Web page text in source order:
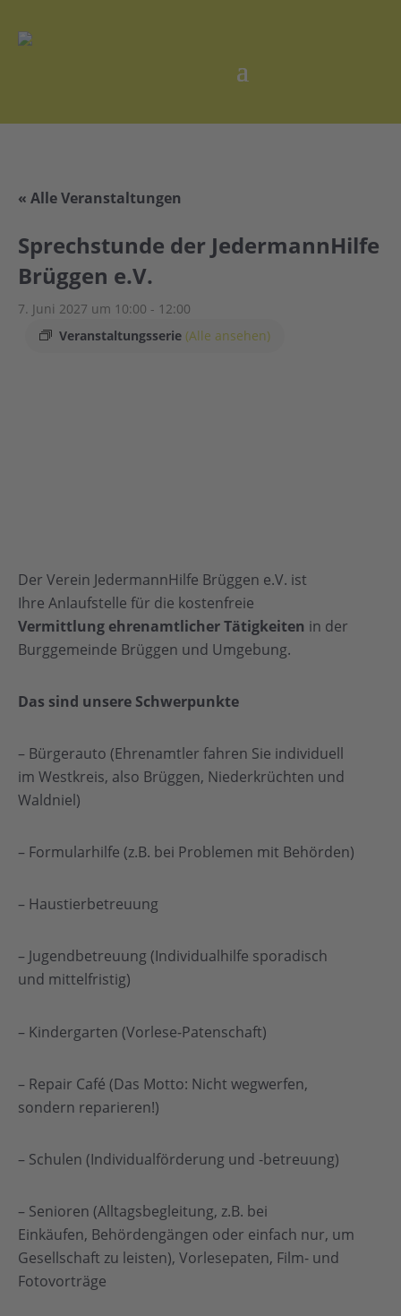
« Alle Veranstaltungen
Sprechstunde der JedermannHilfe
Brüggen e.V.
7. Juni 2027 um 10:00 - 12:00
Veranstaltungsserie (Alle ansehen)
Der Verein JedermannHilfe Brüggen e.V. ist
Ihre Anlaufstelle für die kostenfreie
Vermittlung ehrenamtlicher Tätigkeiten in der
Burggemeinde Brüggen und Umgebung.
Das sind unsere Schwerpunkte
– Bürgerauto (Ehrenamtler fahren Sie individuell
im Westkreis, also Brüggen, Niederkrüchten und
Waldniel)
– Formularhilfe (z.B. bei Problemen mit Behörden)
– Haustierbetreuung
– Jugendbetreuung (Individualhilfe sporadisch
und mittelfristig)
– Kindergarten (Vorlese-Patenschaft)
– Repair Café (Das Motto: Nicht wegwerfen,
sondern reparieren!)
– Schulen (Individualförderung und -betreuung)
– Senioren (Alltagsbegleitung, z.B. bei
Einkäufen, Behördengängen oder einfach nur, um
Gesellschaft zu leisten), Vorlesepaten, Film- und
Fotovorträge